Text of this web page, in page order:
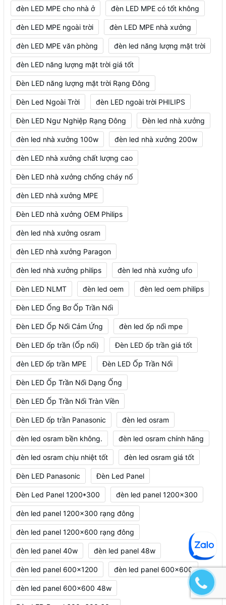
đèn LED MPE cho nhà ở đèn LED MPE có tốt không
đèn LED MPE ngoài trời đèn LED MPE nhà xưởng
đèn LED MPE văn phòng đèn led năng lượng mặt trời
đèn LED năng lượng mặt trời giá tốt
Đèn LED năng lượng mặt trời Rạng Đông
Đèn Led Ngoài Trời đèn LED ngoài trời PHILIPS
Đèn LED Ngư Nghiệp Rạng Đông Đèn led nhà xưởng
đèn led nhà xưởng 100w đèn led nhà xưởng 200w
đèn LED nhà xưởng chất lượng cao
Đèn LED nhà xưởng chống cháy nổ
đèn LED nhà xưởng MPE
Đèn LED nhà xưởng OEM Philips
đèn led nhà xưởng osram
đèn LED nhà xưởng Paragon
đèn led nhà xưởng philips đèn led nhà xưởng ufo
Đèn LED NLMT đèn led oem đèn led oem philips
Đèn LED Ống Bơ Ốp Trần Nổi
Đèn LED Ốp Nổi Cảm Ứng đèn led ốp nổi mpe
Đèn LED ốp trần (Ốp nổi) Đèn LED ốp trần giá tốt
đèn LED ốp trần MPE Đèn LED Ốp Trần Nổi
Đèn LED Ốp Trần Nổi Dạng Ống
Đèn LED Ốp Trần Nổi Tràn Viền
Đèn LED ốp trần Panasonic đèn led osram
đèn led osram bền không. đèn led osram chính hãng
đèn led osram chịu nhiệt tốt đèn led osram giá tốt
Đèn LED Panasonic Đèn Led Panel
Đèn Led Panel 1200*300 đèn led panel 1200x300
đèn led panel 1200x300 rạng đông
đèn led panel 1200x600 rạng đông
đèn led panel 40w đèn led panel 48w
đèn led panel 600x1200 đèn led panel 600x600
đèn led panel 600x600 48w